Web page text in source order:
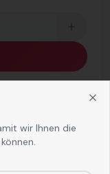
wir Ihnen die